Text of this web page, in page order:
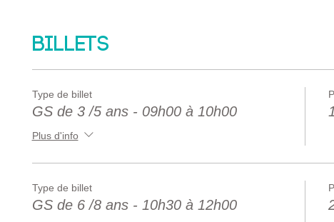
Billets
Type de billet
GS de 3 /5 ans - 09h00 à 10h00
Plus d'info
Type de billet
GS de 6 /8 ans - 10h30 à 12h00